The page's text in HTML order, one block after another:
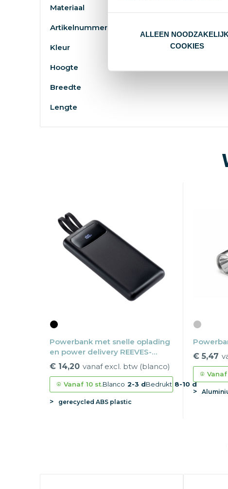
ALLEEN
COOKIES
Materiaal
Artikelnummer
Kleur
Hoogte
Breedte
Lengte
Powerbank met snelle oplading
en power delivery REEVES-
PULSEXPRESS 10
€ 14,20 vanaf excl. btw (blanco)
Vanaf 10 st.Blanco 2-3 dBedrukt 8-10 d
gerecycled ABS plastic
€ 5,47
Vanaf